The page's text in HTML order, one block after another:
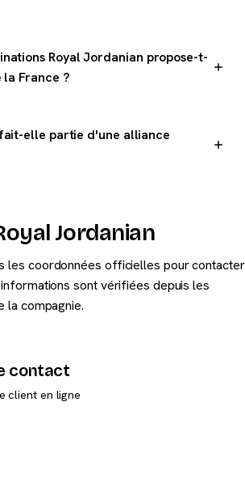
Royal Jordanian propose-t-
France ?
elle partie d'une alliance
des miles et bénéficier de
les partenaires de oneworld.
Jordanian
les coordonnées officielles pour contacter
sont vérifiées depuis les
compagnie.
contact
client en ligne